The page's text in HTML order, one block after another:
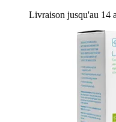
Livraison jusqu'au 14